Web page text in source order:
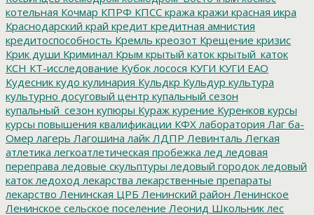
котельная Кочмар КПРФ КПСС кража кражи красная икра
Краснодарский край кредит кредитная амнистия
кредитоспособность Кремль креозот Крещение кризис
Крик души Криминал Крым крытый каток крытый_каток
КСН КТ-исследование Кубок лосося КУГИ КУГИ ЕАО
Кудесник кудо кулинария Кульдкр Кульдур культура
культурно досуговый центр купальный сезон
купальный_сезон купюры Кураж курение Куренков курсы
курсы повышения квалификации КФХ лаборатория Лаг ба-
Омер лагерь Лагошина лайк ЛДПР Левинталь Легкая
атлетика легкоатлетическая пробежка лед ледовая
переправа ледовые скульптуры ледовый городок ледовый
каток ледоход лекарства лекарственные препараты
лекарство Ленинская ЦРБ Ленинский район Ленинское
Ленинское сельское поселение Леонид Школьник лес